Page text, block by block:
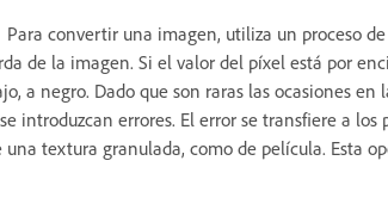
Para convertir una imagen, utiliza un proceso
de la imagen. Si el valor del píxel está por
a negro. Dado que son raras las ocasiones
introduzcan errores. El error se transfiere a
una textura granulada, como de película. Esta